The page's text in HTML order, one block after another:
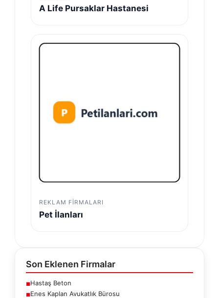
A Life Pursaklar Hastanesi
REKLAM FIRMALARI
Pet İlanları
Son Eklenen Firmalar
■Hastaş Beton
■Enes Kaplan Avukatlık Bürosu